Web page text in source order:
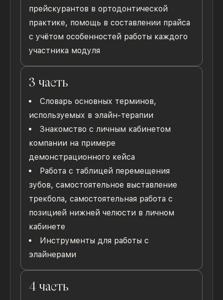
прейскурантов в ортодонтической
практике, помощь в составлении прайса
с учётом особенностей работы каждого
участника модуля
3 часть
Словарь основных терминов,
используемых в элайн-терапии
Знакомство с личным кабинетом
компании на примере
демонстрационного кейса
Работа с таблицей перемещения
зубов, самостоятельное выставление
трекбола, самостоятельная работа с
позицией нижней челюсти в личном
кабинете
Инструменты для работы с
элайнерами
4 часть